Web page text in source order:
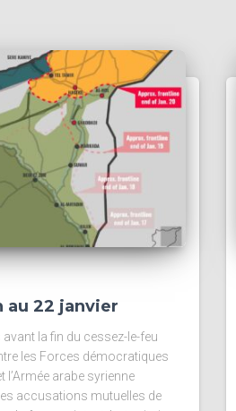
au 22 janvier
avant la fin du cessez-le-feu
les Forces démocratiques
l’Armée arabe syrienne
accusations mutuelles de